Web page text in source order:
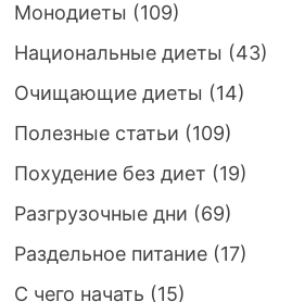
Монодиеты (109)
Национальные диеты (43)
Очищающие диеты (14)
Полезные статьи (109)
Похудение без диет (19)
Разгрузочные дни (69)
Раздельное питание(17)
С чего начать (15)